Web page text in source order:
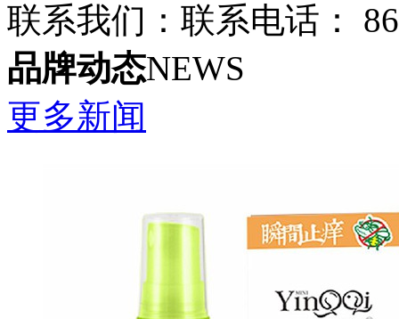
联系我们：联系电话：
品牌动态NEWS
更多新闻